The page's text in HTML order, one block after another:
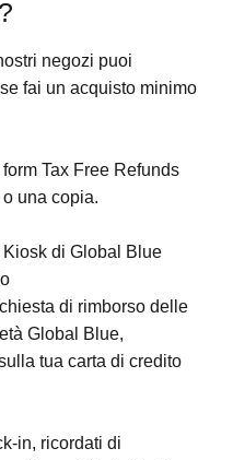
negozi puoi
fai un acquisto minimo
Tax Free Refunds
una copia.
di Global Blue
di rimborso delle
Global Blue,
tua carta di credito
in, ricordati di